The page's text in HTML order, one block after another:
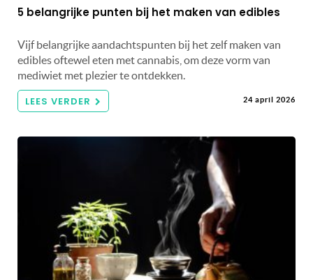
5 belangrijke punten bij het maken van edibles
Vijf belangrijke aandachtspunten bij het zelf maken van
edibles oftewel eten met cannabis, om deze vorm van
mediwiet met plezier te ontdekken.
LEES VERDER 24 april 2026